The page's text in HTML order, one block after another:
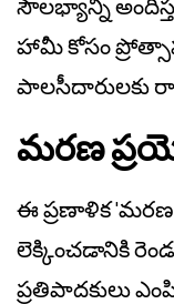
సౌలభ్యాన్ని
హామీ కోసం
పాలసీదారులకు
మరణ
ఈ ప్రణాళిక
లెక్కించడానికి
ప్రతిపాదకులు